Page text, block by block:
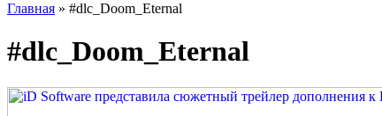
Главная » #dlc_Doom_Eternal
#dlc_Doom_Eternal